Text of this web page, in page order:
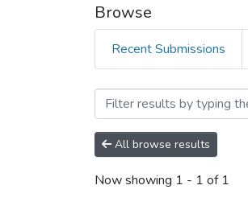
Browse
Recent Submissions
Browsing
All browse results
Now showing 1 - 1 of 1